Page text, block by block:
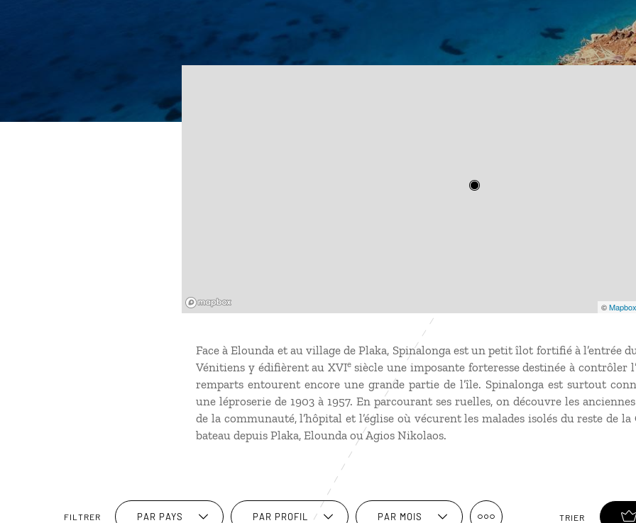
©Mapbox
Face à Elounda et au village de Plaka, Spinalonga est un petit îlot fortifié à l’entrée
Vénitiens y édifièrent au XVIe siècle une imposante forteresse destinée à contrôler
remparts entourent encore une grande partie de l’île. Spinalonga est surtout
une léproserie de 1903 à 1957. En parcourant ses ruelles, on découvre les
de la communauté, l’hôpital et l’église où vécurent les malades isolés du reste de la
bateau depuis Plaka, Elounda ou Agios Nikolaos.
FILTRER PAR PAYS PAR PROFIL PAR MOIS TRIER